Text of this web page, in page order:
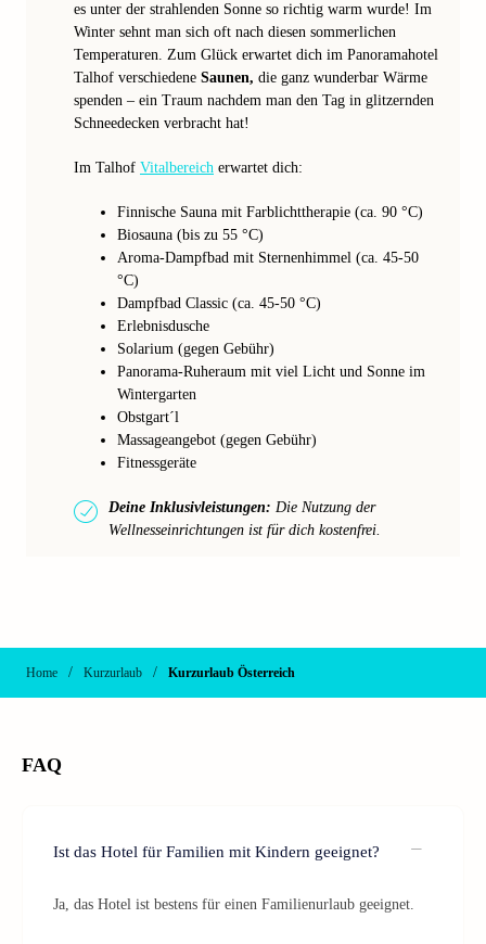
es unter der strahlenden Sonne so richtig warm wurde! Im
Winter sehnt man sich oft nach diesen sommerlichen
Temperaturen. Zum Glück erwartet dich im Panoramahotel
Talhof verschiedene Saunen, die ganz wunderbar Wärme
spenden – ein Traum nachdem man den Tag in glitzernden
Schneedecken verbracht hat!
Im Talhof Vitalbereich erwartet dich:
Finnische Sauna mit Farblichttherapie (ca. 90 °C)
Biosauna (bis zu 55 °C)
Aroma-Dampfbad mit Sternenhimmel (ca. 45-50
°C)
Dampfbad Classic (ca. 45-50 °C)
Erlebnisdusche
Solarium (gegen Gebühr)
Panorama-Ruheraum mit viel Licht und Sonne im
Wintergarten
Obstgart´l
Massageangebot (gegen Gebühr)
Fitnessgeräte
Deine Inklusivleistungen: Die Nutzung der
Wellnesseinrichtungen ist für dich kostenfrei.
Home / Kurzurlaub / Kurzurlaub Österreich
FAQ
Ist das Hotel für Familien mit Kindern geeignet?
Ja, das Hotel ist bestens für einen Familienurlaub geeignet.